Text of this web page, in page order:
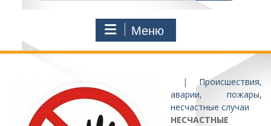
Меню
|
Происшествия,
аварии, пожары,
несчастные случаи
НЕСЧАСТНЫЕ